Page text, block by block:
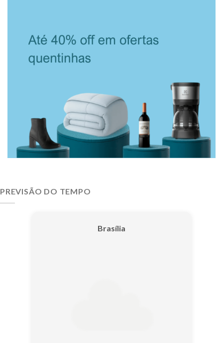
PREVISÃO DO TEMPO
Brasília